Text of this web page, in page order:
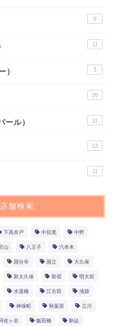
9
11
） 3
26
ール） 11
13
11
舗検索
下高井戸 中目黒 中野
山 八王子 六本木
国分寺 国立 大久保
新大久保 新宿 明大前
水道橋 江古田 池袋
神保町 秋葉原 立川
佐ヶ谷 飯田橋 駒込